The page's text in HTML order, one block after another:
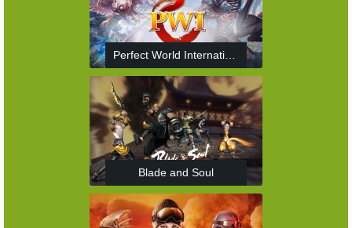
Perfect World International
Blade and Soul